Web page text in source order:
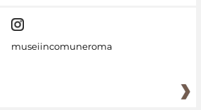
museiincomuneroma